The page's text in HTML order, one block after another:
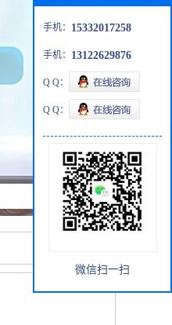
手机： 15332017258
手机： 13122629876
Q Q：
Q Q：
微信扫一扫